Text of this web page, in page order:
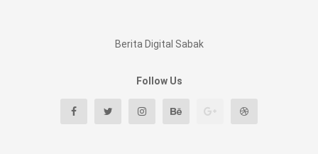
Berita Digital Sabak
Follow Us